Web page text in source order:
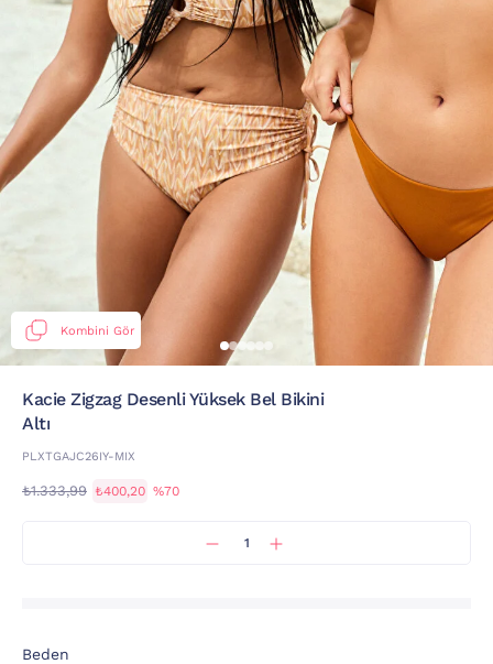
Kombini Gör
Kacie Zigzag Desenli Yüksek Bel Bikini
Altı
PLXTGAJC26IY-MIX
₺1.333,99 ₺400,20 %70
Beden